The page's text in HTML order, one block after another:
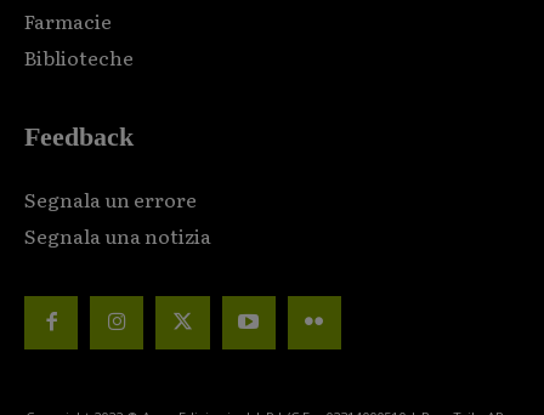
Farmacie
Biblioteche
Feedback
Segnala un errore
Segnala una notizia